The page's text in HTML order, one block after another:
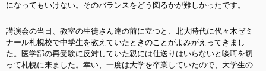
になってもいけない。そのバランスをどう図るかが難しかったです。
講演会の当日、教室の生徒さん達の前に立つと、北大時代に代々木ゼミ
ナール札幌校で中学生を教えていたときのことがよみがえってきまし
た。医学部の再受験に反対していた親には仕送りはいらないと啖呵を切
って札幌に来ました。幸い、一度は大学を卒業していたので、大学生の